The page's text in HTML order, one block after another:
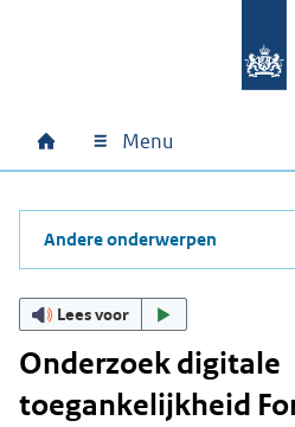
Hoofdnavigatie
Home Menu
Andere onderwerpen
Lees voor
Onderzoek digitale
toegankelijkheid